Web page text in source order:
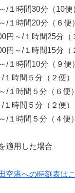
/１時間30分（10便
/１時間20分（６便）
円～/１時間25分（
円～/１時間15分（
/１時間10分（９便）
１時間５分（２便）
/１時間５分（６便）
１時間５分（２便）
/１時間５分（４便）
適用した場合
空港への時刻表は